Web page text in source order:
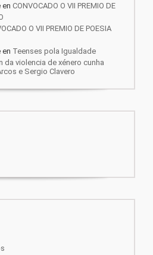
en CONVOCADO O VII PREMIO DE
O VII PREMIO DE POESIA
en Teenses pola Igualdade
da violencia de xénero cunha
e Sergio Clavero